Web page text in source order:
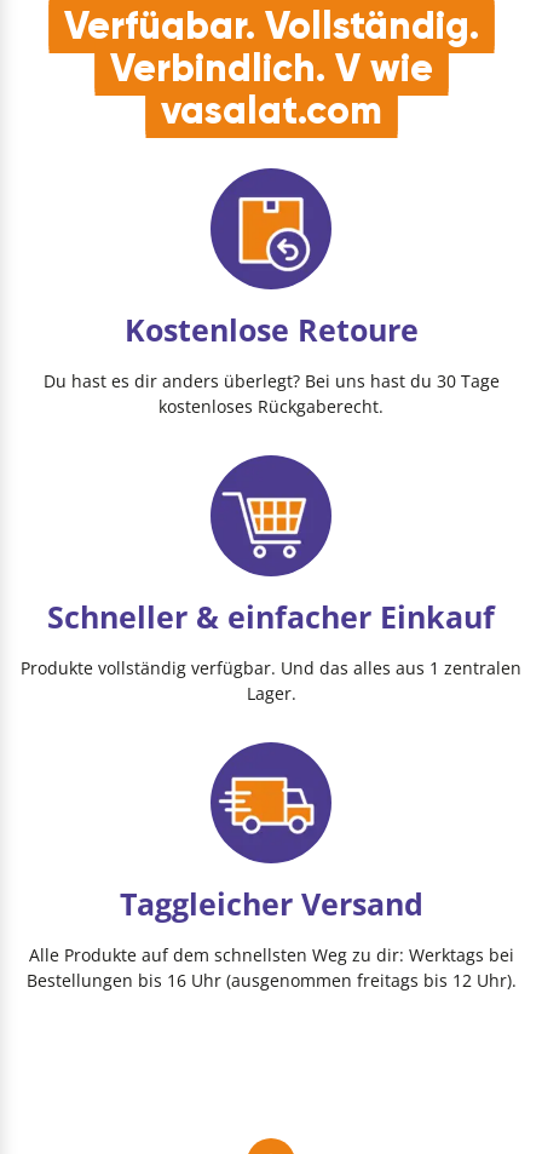
Verfügbar. Vollständig.
Verbindlich. V wie
vasalat.com
Kostenlose Retoure
Du hast es dir anders überlegt? Bei uns hast du 30 Tage
kostenloses Rückgaberecht.
Schneller & einfacher Einkauf
Produkte vollständig verfügbar. Und das alles aus 1 zentralen
Lager.
Taggleicher Versand
Alle Produkte auf dem schnellsten Weg zu dir: Werktags bei
Bestellungen bis 16 Uhr (ausgenommen freitags bis 12 Uhr).